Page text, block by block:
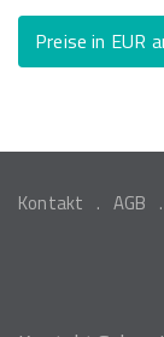
Preise in EUR
Kontakt AGB